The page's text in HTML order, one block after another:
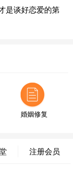
53分钟前
咨询，已获得专属情
39分钟前
是谈好恋爱的第
婚姻修复
注册会员